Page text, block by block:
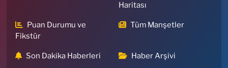
Haritası
Puan Durumu ve
Fikstür
Tüm Manşetler
Son Dakika Haberleri Haber Arşivi